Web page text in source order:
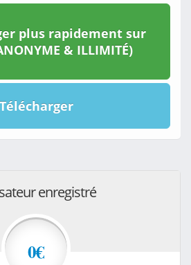
plus rapidement sur
& ILLIMITÉ)
Télécharger
enregistré
0€